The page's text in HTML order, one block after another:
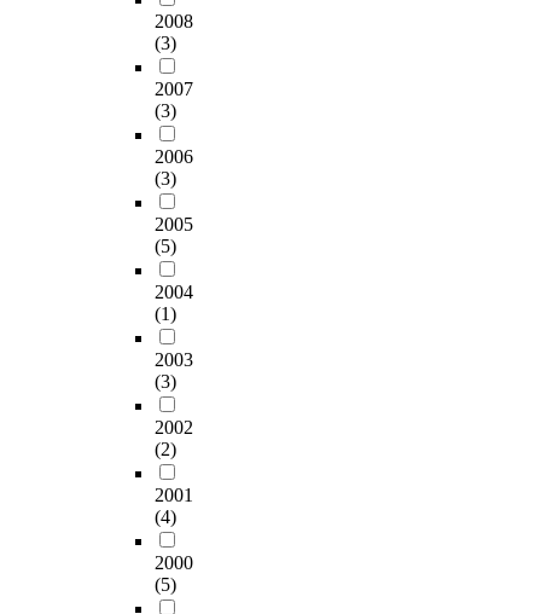
2008
(3)
2007
(3)
2006
(3)
2005
(5)
2004
(1)
2003
(3)
2002
(2)
2001
(4)
2000
(5)